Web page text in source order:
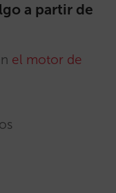
a partir de
el motor de